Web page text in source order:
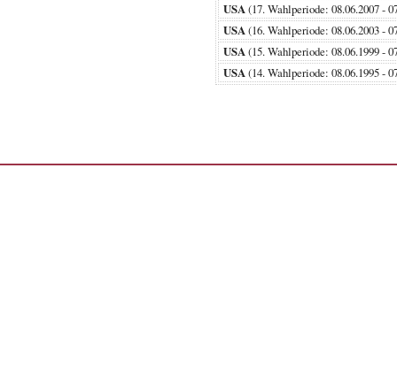
USA(17. Wahlperiode:
USA(16. Wahlperiode:
USA(15. Wahlperiode:
USA(14. Wahlperiode: